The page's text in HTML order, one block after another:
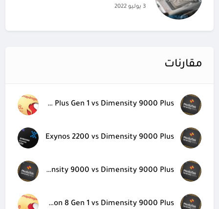
3 يوليو 2022
مقارنات
Snapdragon 8 Plus Gen 1 vs Dimensity 9000 Plus
Exynos 2200 vs Dimensity 9000 Plus
Dimensity 9000 vs Dimensity 9000 Plus
Snapdragon 8 Gen 1 vs Dimensity 9000 Plus